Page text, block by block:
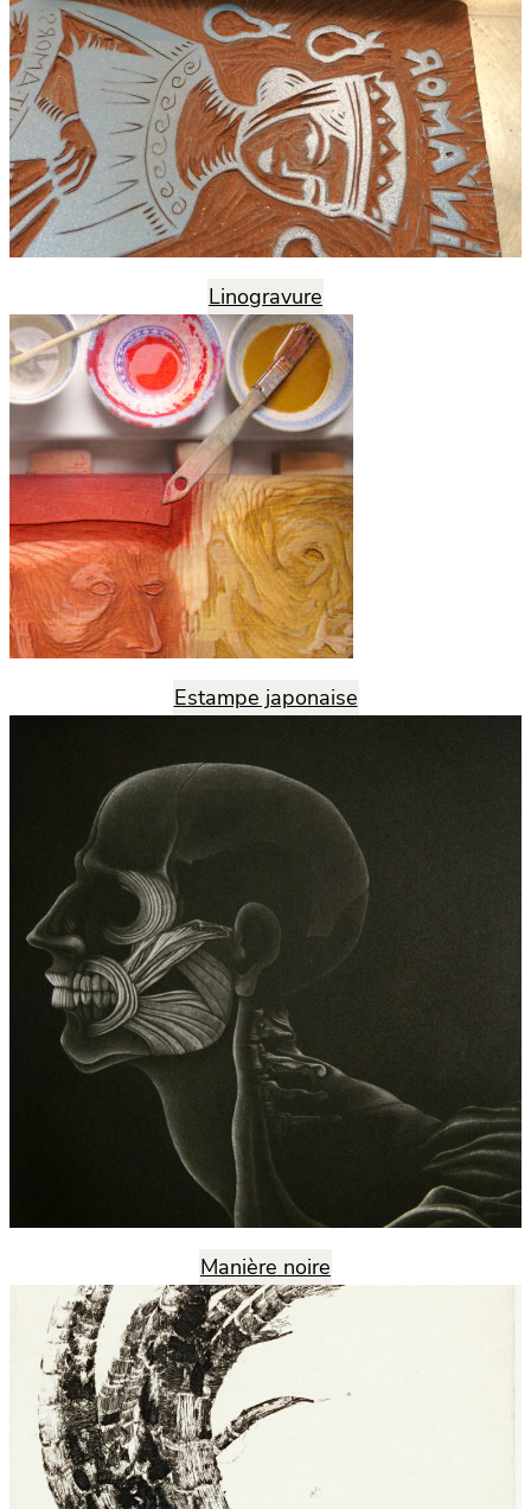
Linogravure
Estampe japonaise
Manière noire